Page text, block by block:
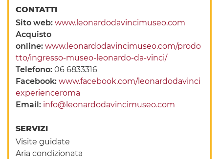
CONTATTI
Sito web:www.leonardodavincimuseo.com
Acquisto
online:www.leonardodavincimuseo.com/prodo
tto/ingresso-museo-leonardo-da-vinci/
Telefono:06 6833316
Facebook:www.facebook.com/leonardodavinci
experienceroma
Email: info@leonardodavincimuseo.com
SERVIZI
Visite guidate
Aria condizionata